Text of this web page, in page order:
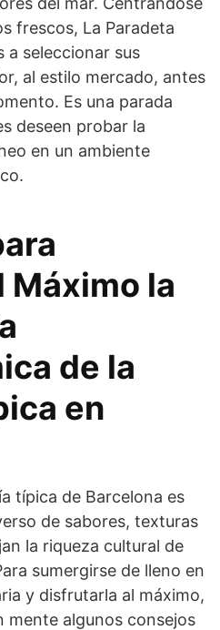
frescos, La Paradeta
a seleccionar sus
al estilo mercado, antes
Es una parada
deseen probar la
en un ambiente
Máximo la
de la
en
típica de Barcelona es
de sabores, texturas
la riqueza cultural de
sumergirse de lleno en
y disfrutarla al máximo,
mente algunos consejos